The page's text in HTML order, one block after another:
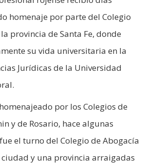
homenaje por parte del Colegio
provincia de Santa Fe, donde
su vida universitaria en la
Jurídicas de la Universidad
por los Colegios de
y de Rosario, hace algunas
el turno del Colegio de Abogacía
ciudad y una provincia arraigadas